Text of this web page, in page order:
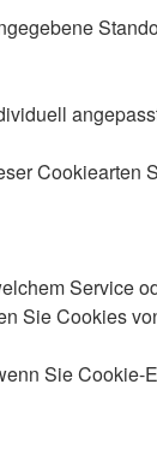
Service
Sie Cookies
Sie